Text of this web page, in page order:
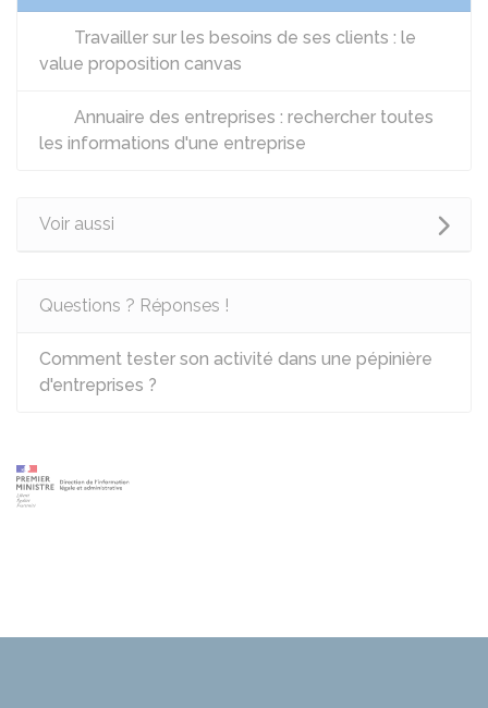
Travailler sur les besoins de ses clients : le
value proposition canvas
Annuaire des entreprises : rechercher toutes
les informations d'une entreprise
Voir aussi
Questions ? Réponses !
Comment tester son activité dans une pépinière
d'entreprises ?